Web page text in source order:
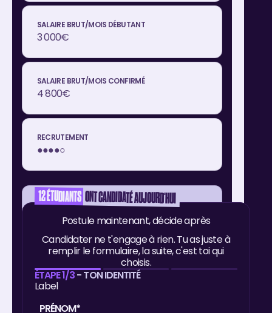
3 000€
4 800€
●●●●○
Category manager
Mastère MAF
Postule maintenant, décide après
Candidater ne t'engage à rien. Tu as juste à
remplir le formulaire, la suite, c'est toi qui
choisis.
ÉTAPE 1/3- TON IDENTITÉ
Label
12ÉTUDIANTS ONT CANDIDATÉ AUJOURD'HUI